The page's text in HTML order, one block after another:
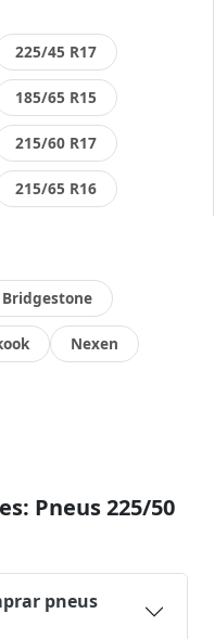
225/45 R17
185/65 R15
215/60 R17
215/65 R16
Bridgestone
Nexen
Pneus 225/50
pneus